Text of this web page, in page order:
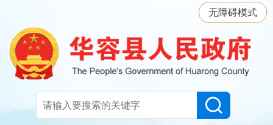
无障碍模式